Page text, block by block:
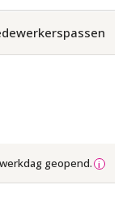
geopend.